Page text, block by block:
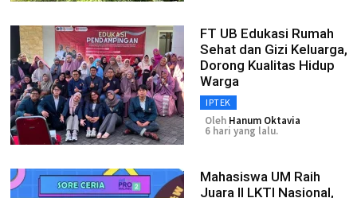
FT UB Edukasi Rumah
Sehat dan Gizi Keluarga,
Dorong Kualitas Hidup
Warga
IPTEK
Oleh Hanum Oktavia
6 hari yang lalu.
Mahasiswa UM Raih
Juara II LKTI Nasional,